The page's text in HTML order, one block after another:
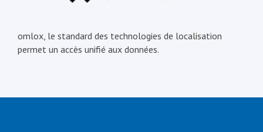
omlox, le standard des technologies de localisation
permet un accès unifié aux données.